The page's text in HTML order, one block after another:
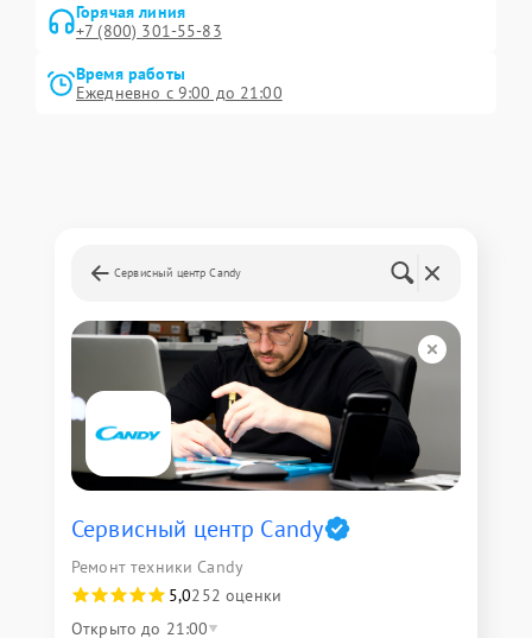
Горячая линия
+7 (800) 301-55-83
Время работы
Ежедневно с 9:00 до 21:00
Сервисный центр Candy
Сервисный центр Candy
Ремонт техники Candy
5,0252 оценки
Открыто до 21:00